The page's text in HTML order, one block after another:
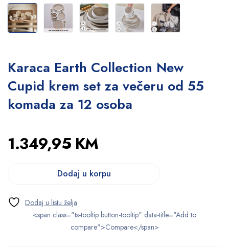
Karaca Earth Collection New
Cupid krem set za večeru od 55
komada za 12 osoba
1.349,95 KM
Dodaj u korpu
<span class="ts-tooltip button-tooltip" data-title="Add to
compare">Compare</span>